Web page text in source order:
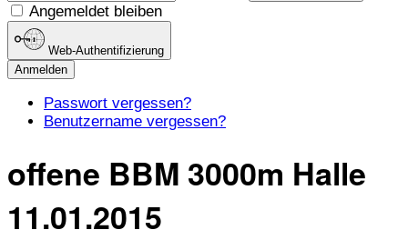
Angemeldet bleiben
Web-Authentifizierung
Anmelden
Passwort vergessen?
Benutzername vergessen?
offene BBM 3000m Halle
11.01.2015